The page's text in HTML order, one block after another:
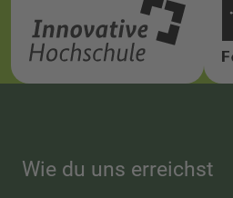
Wie du uns erreichst